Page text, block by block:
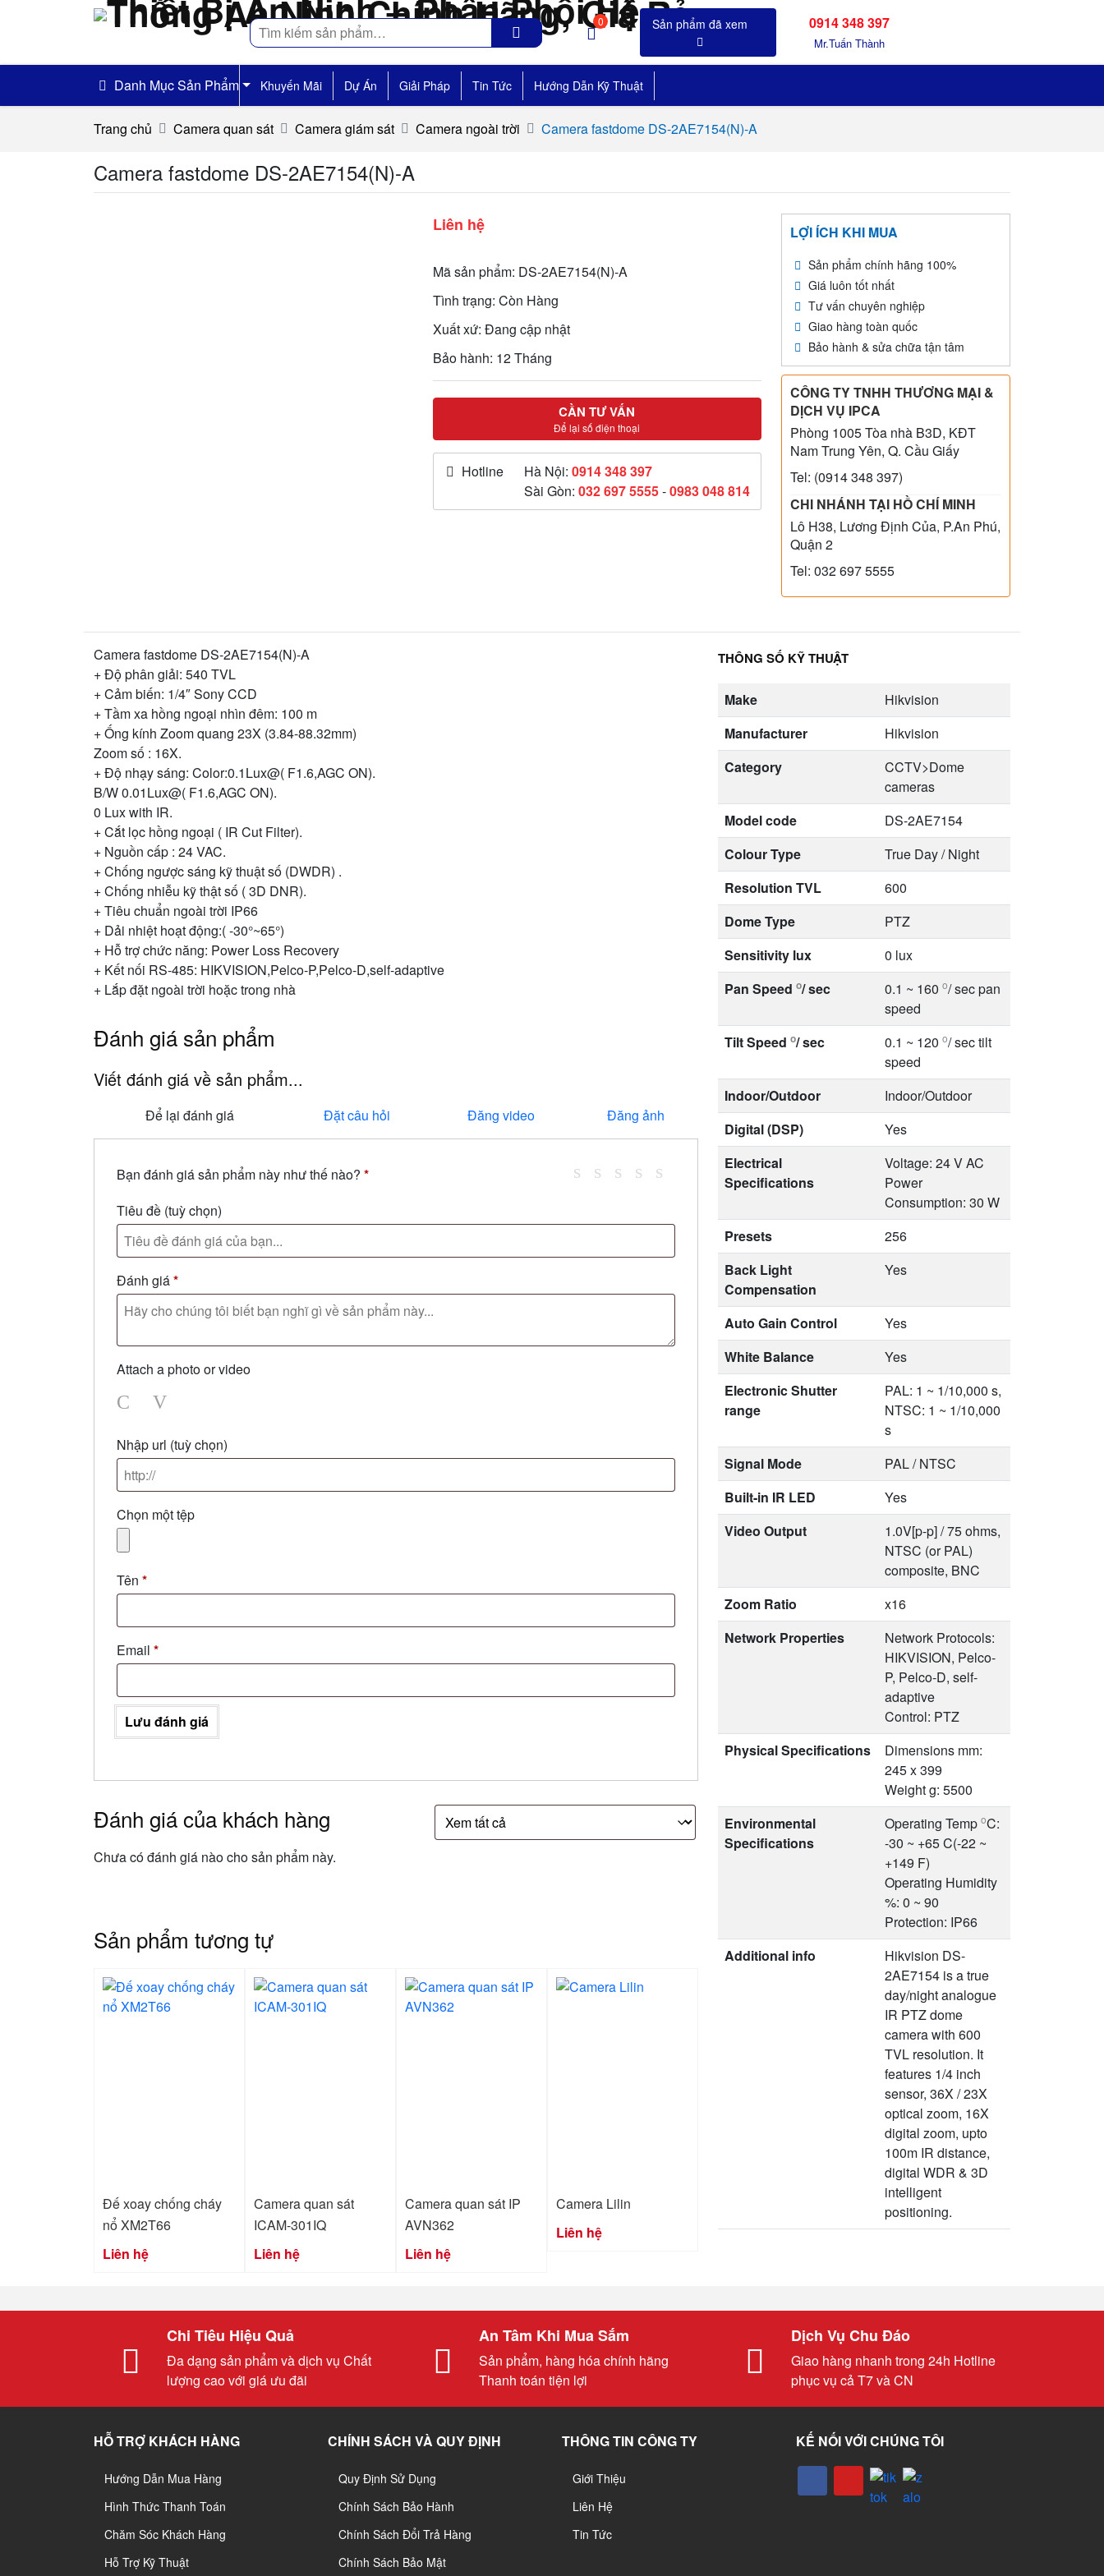
Tìm
kiếm
0 0914 348 397
Mr.Tuấn Thành
Danh Mục Sản Phẩm Khuyến Mãi Dự Án Giải Pháp Tin Tức Hướng Dẫn Kỹ Thuật
Trang chủ Camera quan sát Camera giám sát Camera ngoài trời Camera fastdome DS-2AE7154(N)-A
Camera fastdome DS-2AE7154(N)-A
Liên hệ
Mã sản phẩm: DS-2AE7154(N)-A
Tình trạng: Còn Hàng
Xuất xứ: Đang cập nhật
Bảo hành: 12 Tháng
CẦN TƯ VẤN
Để lại số điện thoại
Hotline Hà Nội:0914 348 397
Sài Gòn:032 697 5555-0983 048 814
LỢI ÍCH KHI MUA
Sản phẩm chính hãng 100%
Giá luôn tốt nhất
Tư vấn chuyên nghiệp
Giao hàng toàn quốc
Bảo hành & sửa chữa tận tâm
CÔNG TY TNHH THƯƠNG MẠI &
DỊCH VỤ IPCA
Phòng 1005 Tòa nhà B3D, KĐT
Nam Trung Yên, Q. Cầu Giấy
Tel: (0914 348 397)
CHI NHÁNH TẠI HỒ CHÍ MINH
Lô H38, Lương Định Của, P.An Phú,
Quận 2
Tel: 032 697 5555
Camera fastdome DS-2AE7154(N)-A
+ Độ phân giải: 540 TVL
+ Cảm biến: 1/4″ Sony CCD
+ Tầm xa hồng ngoại nhìn đêm: 100 m
+ Ống kính Zoom quang 23X (3.84-88.32mm)
Zoom số : 16X.
+ Độ nhạy sáng: Color:0.1Lux@( F1.6,AGC ON).
B/W 0.01Lux@( F1.6,AGC ON).
0 Lux with IR.
+ Cắt lọc hồng ngoại ( IR Cut Filter).
+ Nguồn cấp : 24 VAC.
+ Chống ngược sáng kỹ thuật số (DWDR) .
+ Chống nhiễu kỹ thật số ( 3D DNR).
+ Tiêu chuẩn ngoài trời IP66
+ Dải nhiệt hoạt động:( -30°~65°)
+ Hỗ trợ chức năng: Power Loss Recovery
+ Kết nối RS-485: HIKVISION,Pelco-P,Pelco-D,self-adaptive
+ Lắp đặt ngoài trời hoặc trong nhà
Đánh giá sản phẩm
Viết đánh giá về sản phẩm...
Để lại đánh giá Đặt câu hỏi Đăng video Đăng ảnh
Bạn đánh giá sản phẩm này như thế nào? *
Tiêu đề (tuỳ chọn)
Đánh giá*
Attach a photo or video
Photo
Nhập url (tuỳ chọn)
Chọn một tệp
Tên *
Email *
Lưu đánh giá
Đánh giá của khách hàng
Chưa có đánh giá nào cho sản phẩm này.
Sản phẩm tương tự
Đế xoay chống cháy
nổ XM2T66
Liên hệ
Camera quan sát
ICAM-301IQ
Liên hệ
Camera quan sát IP
AVN362
Liên hệ
Camera Lilin
Liên hệ
THÔNG SỐ KỸ THUẬT
Make
Hikvision
Manufacturer
Hikvision
Category
CCTV>Dome
cameras
Model code
DS-2AE7154
Colour Type
True Day / Night
Resolution TVL
600
Dome Type
PTZ
Sensitivity lux
0 lux
Pan Speed o/ sec 0.1 ~ 160 o/ sec pan
speed
Tilt Speed o/ sec 0.1 ~ 120 o/ sec tilt
speed
Indoor/Outdoor
Indoor/Outdoor
Digital (DSP)
Yes
Electrical
Specifications
Voltage: 24 V AC
Power
Consumption: 30 W
Presets
256
Back Light
Compensation
Yes
Auto Gain Control
Yes
White Balance
Yes
Electronic Shutter
range
PAL: 1 ~ 1/10,000 s,
NTSC: 1 ~ 1/10,000
s
Signal Mode
PAL / NTSC
Built-in IR LED
Yes
Video Output
1.0V[p-p] / 75 ohms,
NTSC (or PAL)
composite, BNC
Zoom Ratio
x16
Network Properties
Network Protocols:
HIKVISION, Pelco-
P, Pelco-D, self-
adaptive
Control: PTZ
Physical Specifications
Dimensions mm:
245 x 399
Weight g: 5500
Environmental
Specifications
Operating Temp oC:
-30 ~ +65 C(-22 ~
+149 F)
Operating Humidity
%: 0 ~ 90
Protection: IP66
Additional info
Hikvision DS-
2AE7154 is a true
day/night analogue
IR PTZ dome
camera with 600
TVL resolution. It
features 1/4 inch
sensor, 36X / 23X
optical zoom, 16X
digital zoom, upto
100m IR distance,
digital WDR & 3D
intelligent
positioning.
Chi Tiêu Hiệu Quả
Đa dạng sản phẩm và dịch vụ Chất
lượng cao với giá ưu đãi
An Tâm Khi Mua Sắm
Sản phẩm, hàng hóa chính hãng
Thanh toán tiện lợi
Dịch Vụ Chu Đáo
Giao hàng nhanh trong 24h Hotline
phục vụ cả T7 và CN
HỖ TRỢ KHÁCH HÀNG
Hướng Dẫn Mua Hàng
Hình Thức Thanh Toán
Chăm Sóc Khách Hàng
Hỗ Trợ Kỹ Thuật
CHÍNH SÁCH VÀ QUY ĐỊNH
Quy Định Sử Dụng
Chính Sách Bảo Hành
Chính Sách Đổi Trả Hàng
Chính Sách Bảo Mật
THÔNG TIN CÔNG TY
Giới Thiệu
Liên Hệ
Tin Tức
KẾ NỐI VỚI CHÚNG TÔI